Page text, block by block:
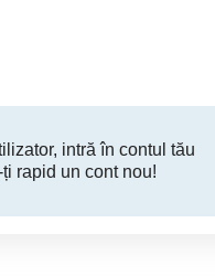
intră în contul tău
rapid un cont nou!